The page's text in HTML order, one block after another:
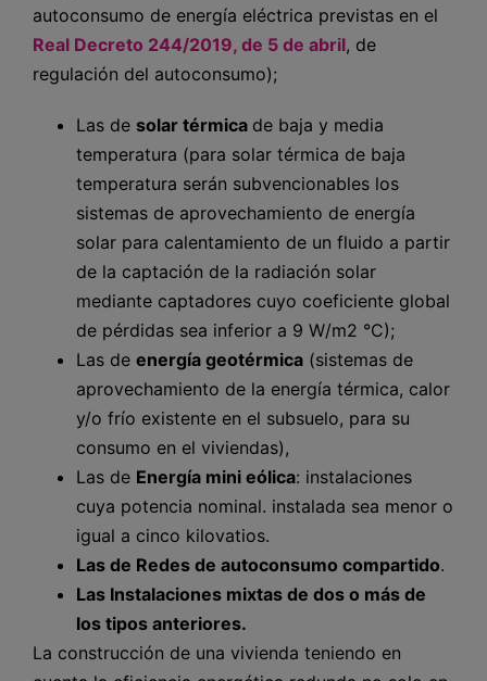
autoconsumo de energía eléctrica previstas en el
Real Decreto 244/2019, de 5 de abril, de
regulación del autoconsumo);
Las de solar térmica de baja y media
temperatura (para solar térmica de baja
temperatura serán subvencionables los
sistemas de aprovechamiento de energía
solar para calentamiento de un fluido a partir
de la captación de la radiación solar
mediante captadores cuyo coeficiente global
de pérdidas sea inferior a 9 W/m2 °C);
Las de energía geotérmica (sistemas de
aprovechamiento de la energía térmica, calor
y/o frío existente en el subsuelo, para su
consumo en el viviendas),
Las de Energía mini eólica: instalaciones
cuya potencia nominal. instalada sea menor o
igual a cinco kilovatios.
Las de Redes de autoconsumo compartido.
Las Instalaciones mixtas de dos o más de
los tipos anteriores.
La construcción de una vivienda teniendo en